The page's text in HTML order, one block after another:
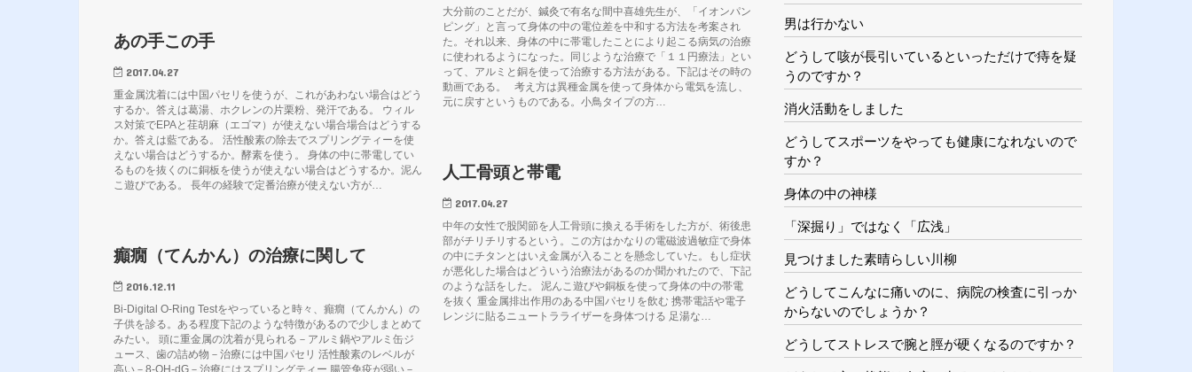
大分前のことだが、鍼灸で有名な間中喜雄先生が、「イオンパン
ピング」と言って身体の中の電位差を中和する方法を考案され
た。それ以来、身体の中に帯電したことにより起こる病気の治療
に使われるようになった。同じような治療で「１１円療法」とい
って、アルミと銅を使って治療する方法がある。下記はその時の
動画である。 考え方は異種金属を使って身体から電気を流し、
元に戻すというものである。小鳥タイプの方…
あの手この手
2017.04.27
重金属沈着には中国パセリを使うが、これがあわない場合はどう
するか。答えは葛湯、ホクレンの片栗粉、発汗である。 ウィル
ス対策でEPAと荏胡麻（エゴマ）が使えない場合場合はどうする
か。答えは藍である。 活性酸素の除去でスプリングティーを使
えない場合はどうするか。酵素を使う。 身体の中に帯電してい
るものを抜くのに銅板を使うが使えない場合はどうするか。泥ん
こ遊びである。 長年の経験で定番治療が使えない方が…
人工骨頭と帯電
2017.04.27
中年の女性で股関節を人工骨頭に換える手術をした方が、術後患
部がチリチリするという。この方はかなりの電磁波過敏症で身体
の中にチタンとはいえ金属が入ることを懸念していた。もし症状
が悪化した場合はどういう治療法があるのか聞かれたので、下記
のような話をした。 泥んこ遊びや銅板を使って身体の中の帯電
を抜く 重金属排出作用のある中国パセリを飲む 携帯電話や電子
レンジに貼るニュートラライザーを身体つける 足湯な…
癲癇（てんかん）の治療に関して
2016.12.11
Bi-Digital O-Ring Testをやっていると時々、癲癇（てんかん）の
子供を診る。ある程度下記のような特徴があるので少しまとめて
みたい。 頭に重金属の沈着が見られる－アルミ鍋やアルミ缶ジ
ュース、歯の詰め物－治療には中国パセリ 活性酸素のレベルが
高い－8-OH-dG－治療にはスプリングティー 腸管免疫が弱い－
男は行かない
どうして咳が長引いているといっただけで痔を疑
うのですか？
消火活動をしました
どうしてスポーツをやっても健康になれないので
すか？
身体の中の神様
「深掘り」ではなく「広浅」
見つけました素晴らしい川柳
どうしてこんなに痛いのに、病院の検査に引っか
からないのでしょうか？
どうしてストレスで腕と脛が硬くなるのですか？